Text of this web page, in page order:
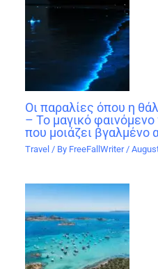
Οι παραλίες όπου η
– Το μαγικό
που μοιάζει βγαλμένο
Travel / By FreeFallWriter/